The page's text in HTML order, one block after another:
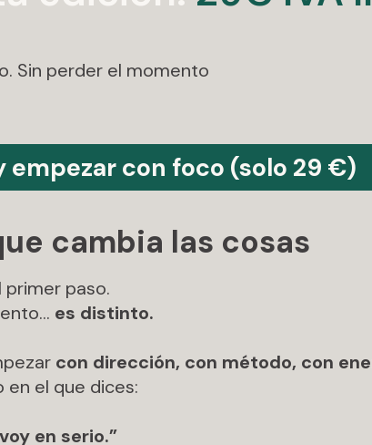
Sin perder el momento
empezar con foco (solo 29 €)
cambia las cosas
primer paso.
es distinto.
con dirección, con método, con
en el que dices:
en serio.”